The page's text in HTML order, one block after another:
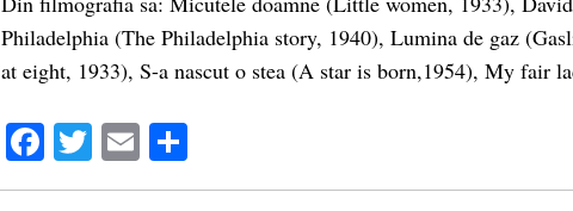
Philadelphia (The Philadelphia story, 1940), Lumina de gaz
at eight, 1933), S-a nascut o stea (A star is born,1954), My fair
Facebook
Twitter
Email